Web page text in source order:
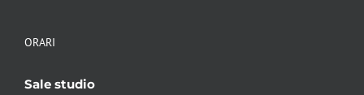
ORARI
Sale studio